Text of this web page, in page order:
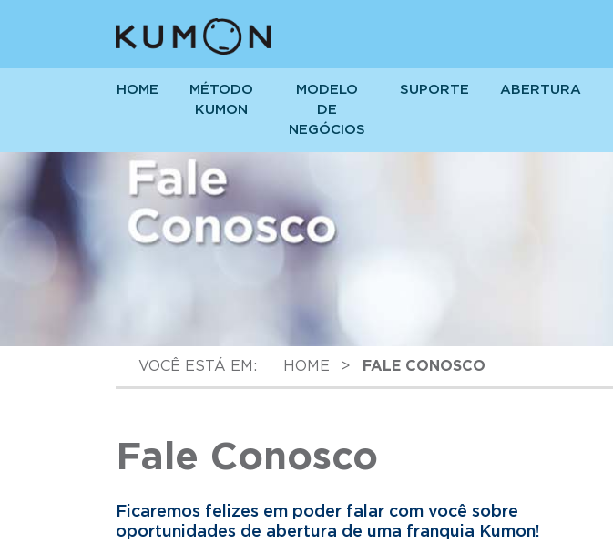
HOME
MÉTODO
KUMON
MODELO
DE
NEGÓCIOS
SUPORTE ABERTURA
VOCÊ ESTÁ EM: HOME > FALE CONOSCO
Fale Conosco
Ficaremos felizes em poder falar com você sobre
oportunidades de abertura de uma franquia Kumon!